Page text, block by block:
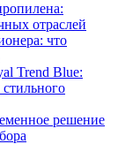
отраслей
что
Trend Blue:
решение